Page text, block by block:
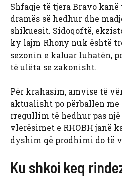
Shfaqje të tjera Bravo
dramës së hedhur dhe
shikuesit. Sidoqoftë,
ky lajm Rhony nuk është
sezonin e kaluar luhatën,
të ulëta se zakonisht.
Për krahasim, amvise të
aktualisht po përballen me
rregullim të hedhur pas
vlerësimet e RHOBH janë
dyshim që prodhimi do të
Ku shkoi keq